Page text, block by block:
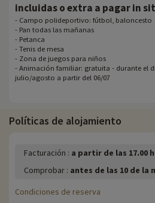
incluidas o extra a pagar in
- Campo polideportivo: fútbol, baloncesto
- Pan todas las mañanas
- Petanca
- Tenis de mesa
- Zona de juegos para niños
- Animación familiar: gratuita - durante el
julio/agosto a partir del 06/07
Políticas de alojamiento
Facturación : a partir de las 17.00
Comprobar : antes de las 10 de la
Condiciones de reserva